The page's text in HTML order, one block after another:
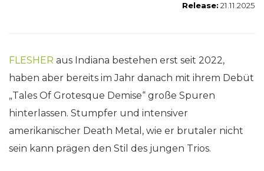
Release: 21.11.2025
FLESHER aus Indiana bestehen erst seit 2022,
haben aber bereits im Jahr danach mit ihrem Debüt
„Tales Of Grotesque Demise“ große Spuren
hinterlassen. Stumpfer und intensiver
amerikanischer Death Metal, wie er brutaler nicht
sein kann prägen den Stil des jungen Trios.